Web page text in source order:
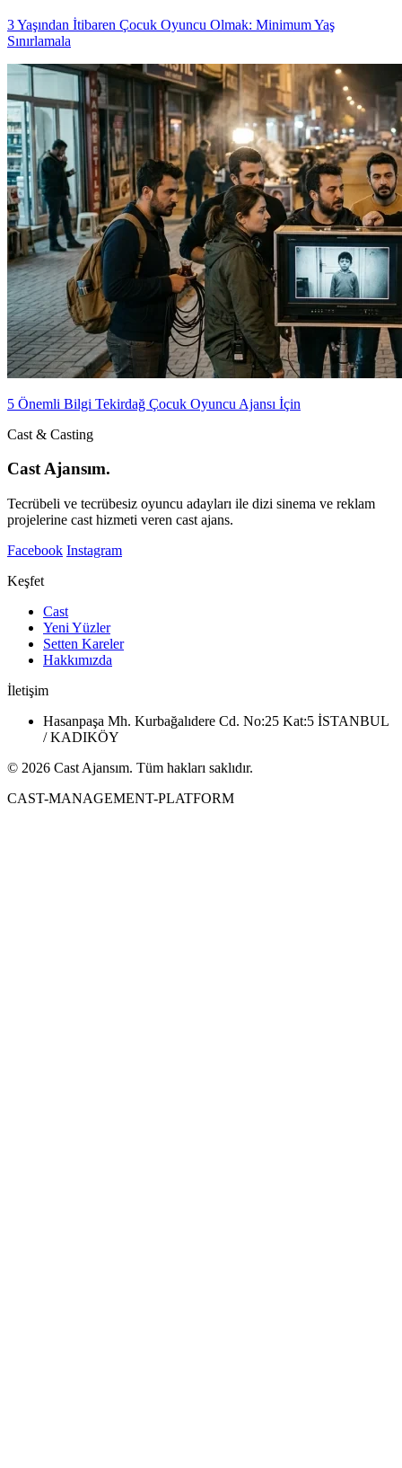
3 Yaşından İtibaren Çocuk Oyuncu Olmak: Minimum Yaş
Sınırlamala
5 Önemli Bilgi Tekirdağ Çocuk Oyuncu Ajansı İçin
Cast & Casting
Cast Ajansım.
Tecrübeli ve tecrübesiz oyuncu adayları ile dizi sinema ve reklam
projelerine cast hizmeti veren cast ajans.
Facebook Instagram
Keşfet
Cast
Yeni Yüzler
Setten Kareler
Hakkımızda
İletişim
Hasanpaşa Mh. Kurbağalıdere Cd. No:25 Kat:5 İSTANBUL
/ KADIKÖY
© 2026 Cast Ajansım. Tüm hakları saklıdır.
CAST-MANAGEMENT-PLATFORM